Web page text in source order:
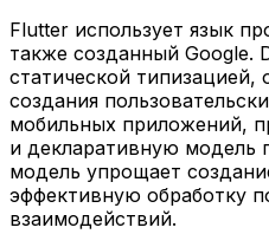
Flutter использует язык
также созданный Google.
статической
создания
мобильных приложений,
и декларативную модель
модель упрощает
эффективную обработку
взаимодействий.